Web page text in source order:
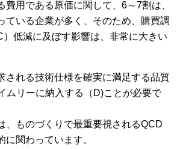
費用である原価に関して、6～7割は、
ている企業が多く、そのため、購買調
低減に及ぼす影響は、非常に大きい
される技術仕様を確実に満足する品質
ムリーに納入する（D)ことが必要で
、ものづくりで最重要視されるQCD
関わっています。